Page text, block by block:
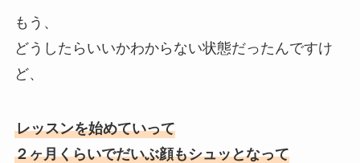
もう、
どうしたらいいかわからない状態だったんですけ
ど、
レッスンを始めていって
２ヶ月くらいでだいぶ顔もシュッとなって